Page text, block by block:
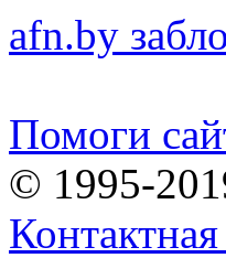
afn.by
Помоги
© 1995-